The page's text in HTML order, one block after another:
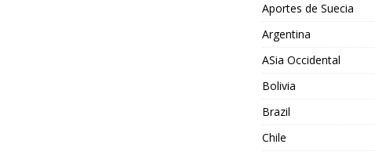
Aportes de Suecia
Argentina
ASia Occidental
Bolivia
Brazil
Chile